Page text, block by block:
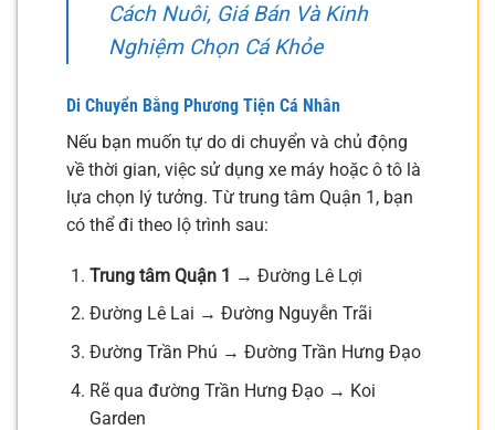
Cách Nuôi, Giá Bán Và Kinh
Nghiệm Chọn Cá Khỏe
Di Chuyển Bằng Phương Tiện Cá Nhân
Nếu bạn muốn tự do di chuyển và chủ động
về thời gian, việc sử dụng xe máy hoặc ô tô là
lựa chọn lý tưởng. Từ trung tâm Quận 1, bạn
có thể đi theo lộ trình sau:
Trung tâm Quận 1 → Đường Lê Lợi
Đường Lê Lai → Đường Nguyễn Trãi
Đường Trần Phú → Đường Trần Hưng Đạo
Rẽ qua đường Trần Hưng Đạo → Koi
Garden